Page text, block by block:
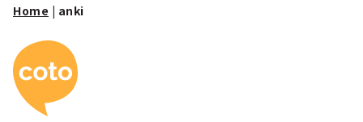
Home | anki
Coto 日本语学校